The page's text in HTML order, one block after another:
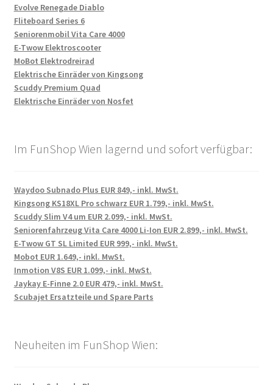
Evolve Renegade Diablo
Fliteboard Series 6
Seniorenmobil Vita Care 4000
E-Twow Elektroscooter
MoBot Elektrodreirad
Elektrische Einräder von Kingsong
Scuddy Premium Quad
Elektrische Einräder von Nosfet
Im FunShop Wien lagernd und sofort verfügbar:
Waydoo Subnado Plus EUR 849,- inkl. MwSt.
Kingsong KS18XL Pro schwarz EUR 1.799,- inkl. MwSt.
Scuddy Slim V4 um EUR 2.099,- inkl. MwSt.
Seniorenfahrzeug Vita Care 4000 Li-Ion EUR 2.899,- inkl. MwSt.
E-Twow GT SL Limited EUR 999,- inkl. MwSt.
Mobot EUR 1.649,- inkl. MwSt.
Inmotion V8S EUR 1.099,- inkl. MwSt.
Jaykay E-Finne 2.0 EUR 479,- inkl. MwSt.
Scubajet Ersatzteile und Spare Parts
Neuheiten im FunShop Wien: